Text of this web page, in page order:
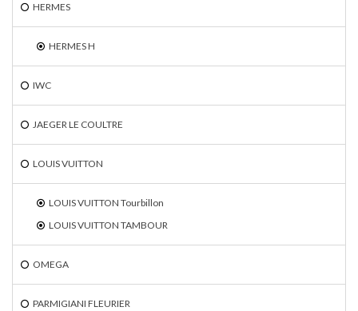
HERMES
HERMES H
IWC
JAEGER LE COULTRE
LOUIS VUITTON
LOUIS VUITTON Tourbillon
LOUIS VUITTON TAMBOUR
OMEGA
PARMIGIANI FLEURIER